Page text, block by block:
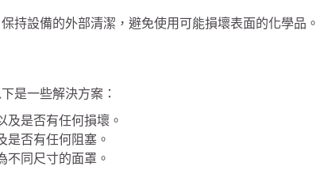
持設備的外部清潔，避免使用可能損壞表面的化學品。
是一些解決方案：
是否有任何損壞。
是否有任何阻塞。
不同尺寸的面罩。